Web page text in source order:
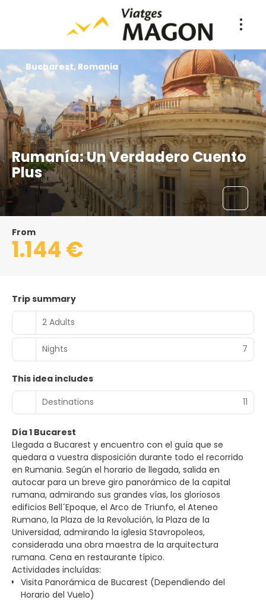
Rumanía: Un Verdadero Cuento
Plus
Bucharest, Romania
From
1.144 €
Trip summary
2 Adults
Nights 7
This idea includes
Destinations
11
Día 1 Bucarest
Llegada a Bucarest y encuentro con el guía que se
quedara a vuestra disposición durante todo el recorrido
en Rumania. Según el horario de llegada, salida en
autocar para un breve giro panorámico de la capital
rumana, admirando sus grandes vías, los gloriosos
edificios Bell´Epoque, el Arco de Triunfo, el Ateneo
Rumano, la Plaza de la Revolución, la Plaza de la
Universidad, admirando la iglesia Stavropoleos,
considerada una obra maestra de la arquitectura
rumana. Cena en restaurante típico.
Actividades incluídas:
Visita Panorámica de Bucarest (Dependiendo del
Horario del Vuelo)